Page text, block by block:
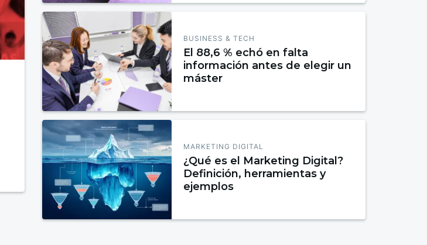
BUSINESS & TECH
El 88,6 % echó en falta
información antes de elegir un
máster
MARKETING DIGITAL
¿Qué es el Marketing Digital?
Definición, herramientas y
ejemplos